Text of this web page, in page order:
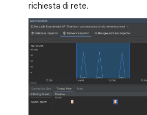
richiesta di rete.